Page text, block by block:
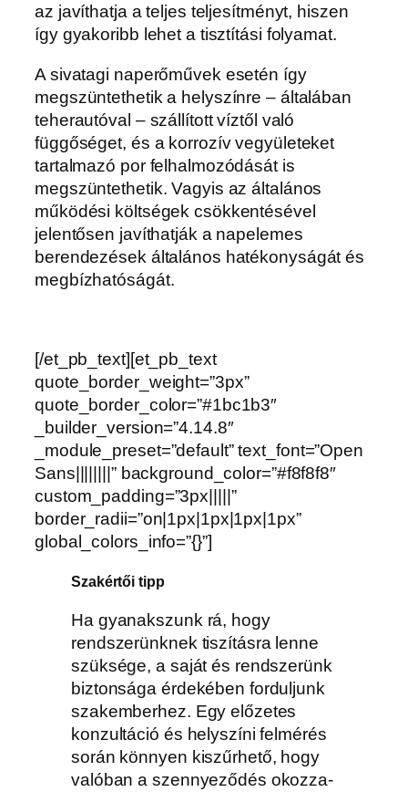
az javíthatja a teljes teljesítményt, hiszen
így gyakoribb lehet a tisztítási folyamat.
A sivatagi naperőművek esetén így
megszüntethetik a helyszínre – általában
teherautóval – szállított víztől való
függőséget, és a korrozív vegyületeket
tartalmazó por felhalmozódását is
megszüntethetik. Vagyis az általános
működési költségek csökkentésével
jelentősen javíthatják a napelemes
berendezések általános hatékonyságát és
megbízhatóságát.
[/et_pb_text][et_pb_text
quote_border_weight=”3px”
quote_border_color=”#1bc1b3″
_builder_version=”4.14.8″
_module_preset=”default” text_font=”Open
Sans||||||||” background_color=”#f8f8f8″
custom_padding=”3px|||||”
border_radii=”on|1px|1px|1px|1px”
global_colors_info=”{}”]
Szakértői tipp
Ha gyanakszunk rá, hogy
rendszerünknek tiszításra lenne
szüksége, a saját és rendszerünk
biztonsága érdekében forduljunk
szakemberhez. Egy előzetes
konzultáció és helyszíni felmérés
során könnyen kiszűrhető, hogy
valóban a szennyeződés okozza-